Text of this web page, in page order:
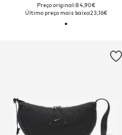
Preço original: 84,90€
Último preço mais baixo:23,16€